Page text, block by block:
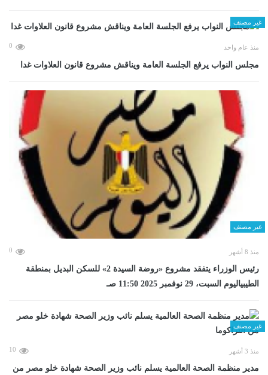
غير مصنف
منذ عام واحد 0
مجلس النواب يرفع الجلسة العامة ويناقش مشروع قانون العلاوات غدا
غير مصنف
منذ 8 أشهر 0
رئيس الوزراء يتفقد مشروع «روضة السيدة 2» للسكن البديل بمنطقة
الطيبياليوم السبت، 29 نوفمبر 2025 11:50 صـ
غير مصنف
منذ 3 أشهر 10
مدير منظمة الصحة العالمية يسلم نائب وزير الصحة شهادة خلو مصر من